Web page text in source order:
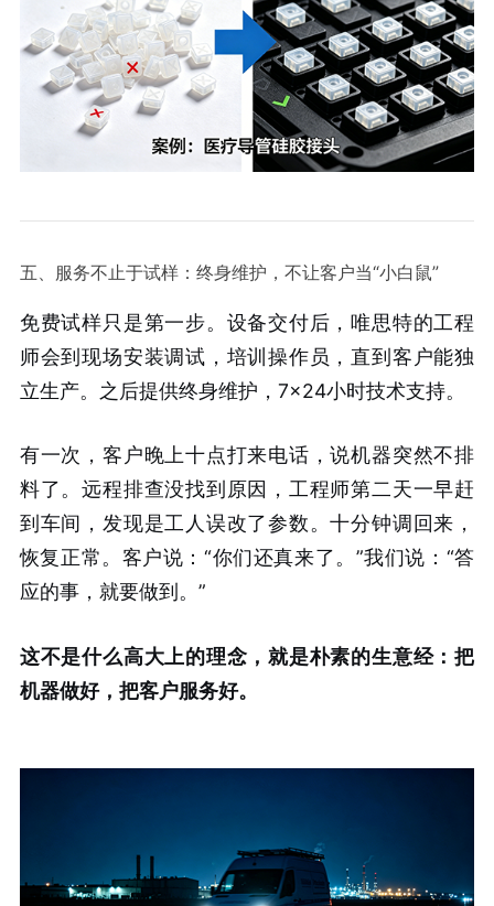
五、服务不止于试样：终身维护，不让客户当“小白鼠”
免费试样只是第一步。设备交付后，唯思特的工程
师会到现场安装调试，培训操作员，直到客户能独
立生产。之后提供终身维护，7×24小时技术支持。
有一次，客户晚上十点打来电话，说机器突然不排
料了。远程排查没找到原因，工程师第二天一早赶
到车间，发现是工人误改了参数。十分钟调回来，
恢复正常。客户说：“你们还真来了。”我们说：“答
应的事，就要做到。”
这不是什么高大上的理念，就是朴素的生意经：把
机器做好，把客户服务好。